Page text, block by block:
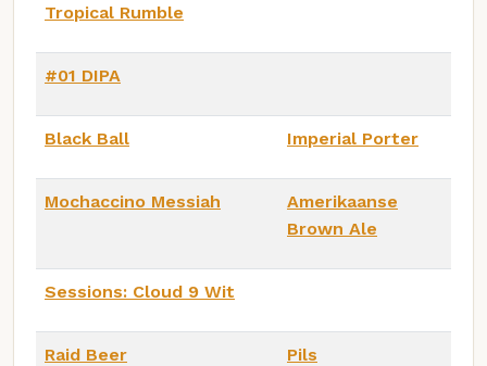
Tropical Rumble
#01 DIPA
Black Ball Imperial Porter
Mochaccino Messiah
Amerikaanse
Brown Ale
Sessions: Cloud 9 Wit
Raid Beer Pils